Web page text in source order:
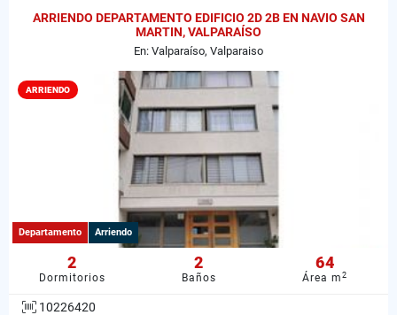
ARRIENDO DEPARTAMENTO EDIFICIO 2D 2B EN NAVIO SAN
MARTIN, VALPARAÍSO
En: Valparaíso, Valparaiso
ARRIENDO
Departamento Arriendo
2
Dormitorios
2
Baños
64
Área m2
10226420